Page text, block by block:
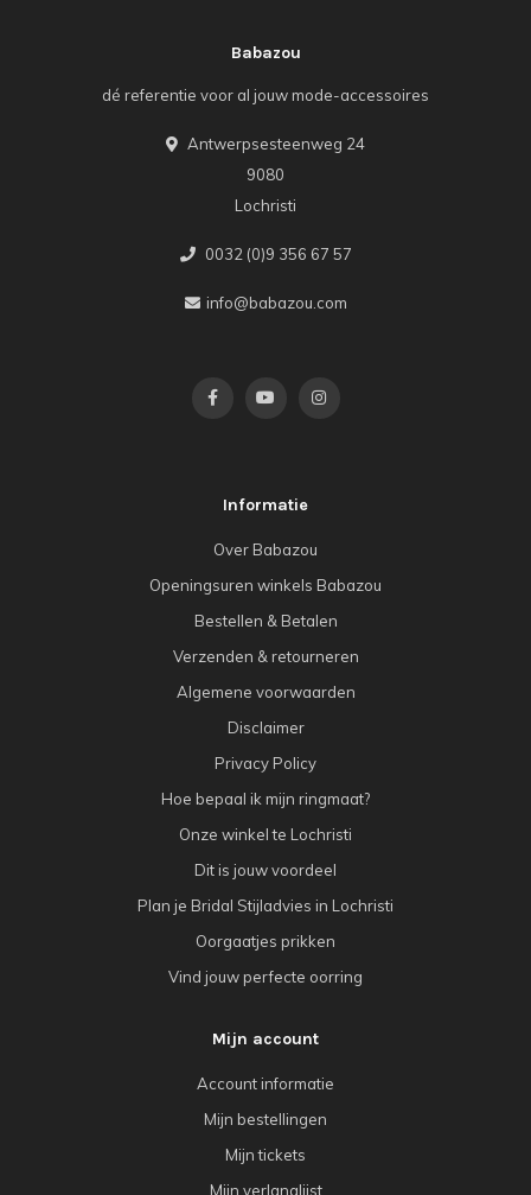
Babazou
dé referentie voor al jouw mode-accessoires
Antwerpsesteenweg 24
9080
Lochristi
0032 (0)9 356 67 57
info@babazou.com
Informatie
Over Babazou
Openingsuren winkels Babazou
Bestellen & Betalen
Verzenden & retourneren
Algemene voorwaarden
Disclaimer
Privacy Policy
Hoe bepaal ik mijn ringmaat?
Onze winkel te Lochristi
Dit is jouw voordeel
Plan je Bridal Stijladvies in Lochristi
Oorgaatjes prikken
Vind jouw perfecte oorring
Mijn account
Account informatie
Mijn bestellingen
Mijn tickets
Mijn verlanglijst